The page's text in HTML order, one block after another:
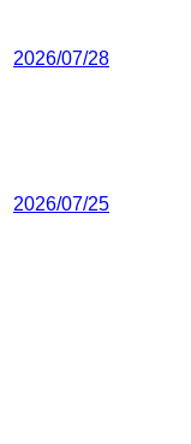
2026/07/28
2026/07/25